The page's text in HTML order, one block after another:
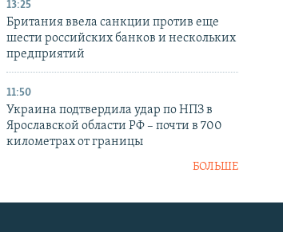
13:25
Британия ввела санкции против еще
шести российских банков и нескольких
предприятий
11:50
Украина подтвердила удар по НПЗ в
Ярославской области РФ – почти в 700
километрах от границы
БОЛЬШЕ